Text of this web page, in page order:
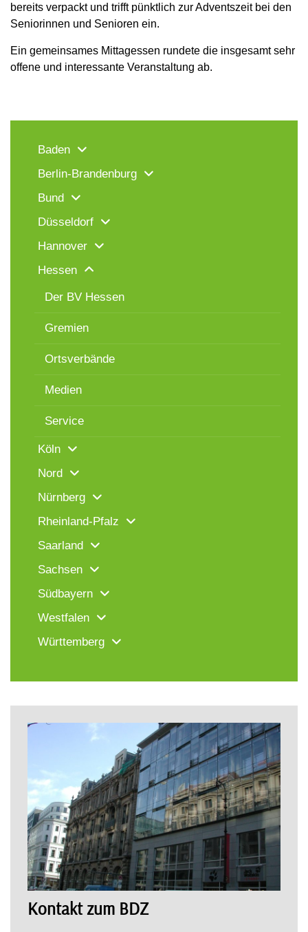
bereits verpackt und trifft pünktlich zur Adventszeit bei den
Seniorinnen und Senioren ein.
Ein gemeinsames Mittagessen rundete die insgesamt sehr
offene und interessante Veranstaltung ab.
Baden
Berlin-Brandenburg
Bund
Düsseldorf
Hannover
Hessen
Der BV Hessen
Gremien
Ortsverbände
Medien
Service
Köln
Nord
Nürnberg
Rheinland-Pfalz
Saarland
Sachsen
Südbayern
Westfalen
Württemberg
Kontakt zum BDZ